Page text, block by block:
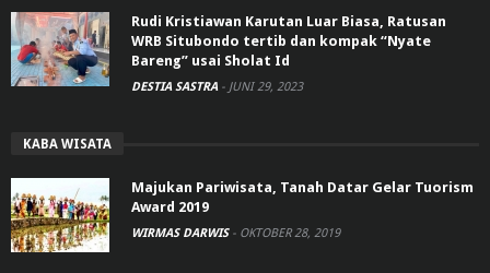
Rudi Kristiawan Karutan Luar Biasa, Ratusan
WRB Situbondo tertib dan kompak “Nyate
Bareng” usai Sholat Id
DESTIA SASTRA - JUNI 29, 2023
KABA WISATA
Majukan Pariwisata, Tanah Datar Gelar Tuorism
Award 2019
WIRMAS DARWIS - OKTOBER 28, 2019